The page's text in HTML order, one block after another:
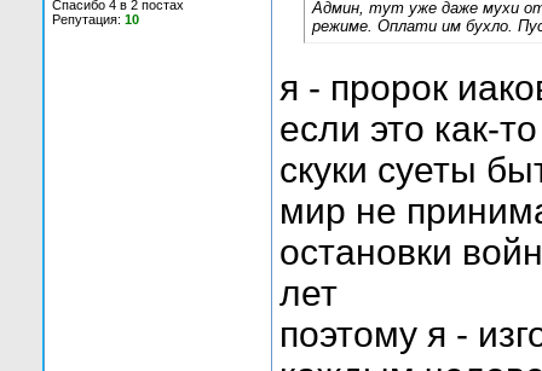
Спасибо 4 в 2 постах
Репутация: 10
Админ, тут уже даже мухи от
режиме. Оплати им бухло.
я - пророк
если это как-
скуки суеты
мир не
остановки
лет
поэтому я -